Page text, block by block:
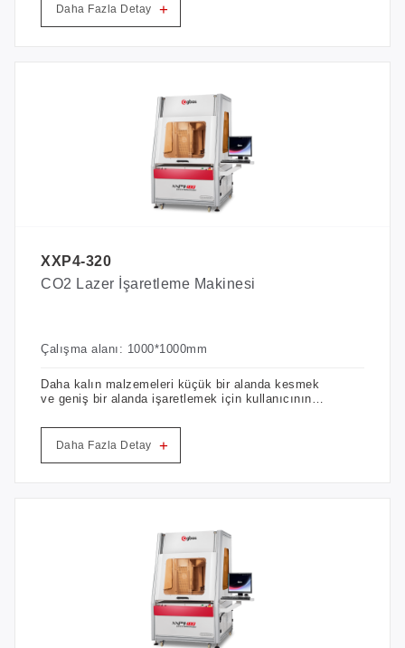
gerçekleştirebilir İnsanlaştırılmış tasarım, tek
Daha Fazla Detay +
XXP4-320
CO2 Lazer İşaretleme Makinesi
Çalışma alanı: 1000*1000mm
Daha kalın malzemeleri küçük bir alanda kesmek
ve geniş bir alanda işaretlemek için kullanıcının
karşılayın.
Daha Fazla Detay +